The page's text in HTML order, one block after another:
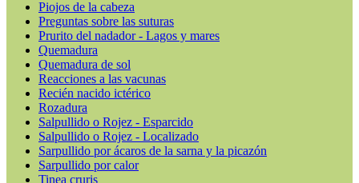
Piojos de la cabeza
Preguntas sobre las suturas
Prurito del nadador - Lagos y mares
Quemadura
Quemadura de sol
Reacciones a las vacunas
Recién nacido ictérico
Rozadura
Salpullido o Rojez - Esparcido
Salpullido o Rojez - Localizado
Sarpullido por ácaros de la sarna y la picazón
Sarpullido por calor
Tinea cruris